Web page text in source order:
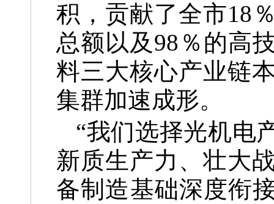
积，贡献了全市18
总额以及98％的高
料三大核心产业链
集群加速成形。
“我们选择光机电
新质生产力、壮大
备制造基础深度衔